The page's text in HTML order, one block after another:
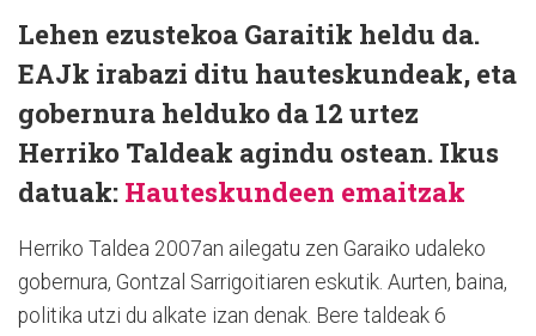
Lehen ezustekoa Garaitik heldu da.
EAJk irabazi ditu hauteskundeak, eta
gobernura helduko da 12 urtez
Herriko Taldeak agindu ostean. Ikus
datuak: Hauteskundeen emaitzak
Herriko Taldea 2007an ailegatu zen Garaiko udaleko
gobernura, Gontzal Sarrigoitiaren eskutik. Aurten, baina,
politika utzi du alkate izan denak. Bere taldeak 6